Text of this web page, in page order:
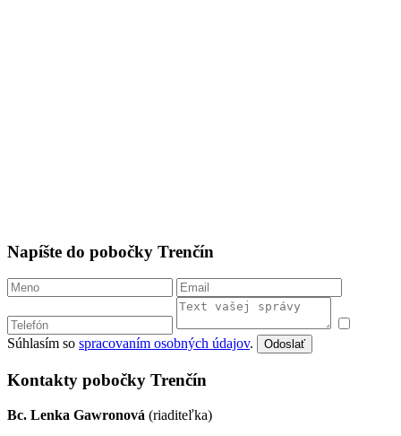
Napíšte do pobočky Trenčín
Súhlasím so spracovaním osobných údajov. Odoslať
Kontakty pobočky Trenčín
Bc. Lenka Gawronová (riaditeľka)